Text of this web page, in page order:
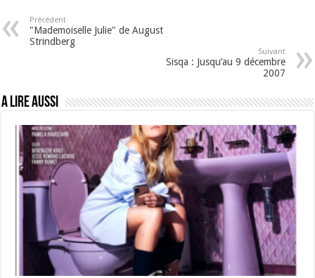
Précédent
"Mademoiselle Julie" de August
Strindberg
Suivant
Sisqa : Jusqu’au 9 décembre
2007
A lire aussi